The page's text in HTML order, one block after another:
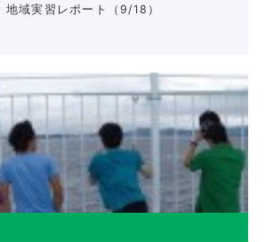
地域実習レポート（9/18）